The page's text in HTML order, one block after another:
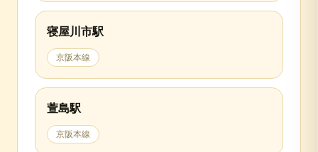
寝屋川市駅
京阪本線
萱島駅
京阪本線